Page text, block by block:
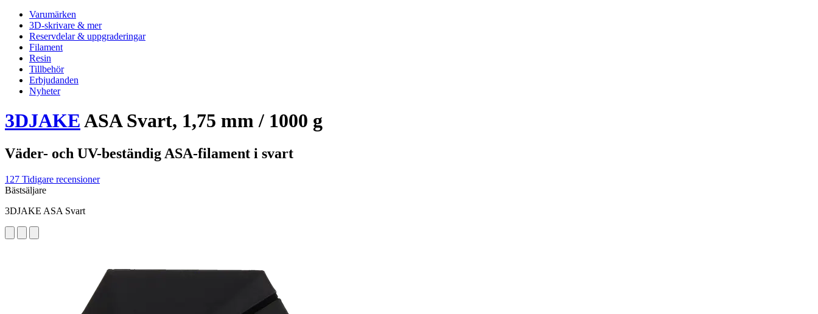
Varumärken
3D-skrivare & mer
Reservdelar & uppgraderingar
Filament
Resin
Tillbehör
Erbjudanden
Nyheter
3DJAKEASA Svart, 1,75 mm / 1000 g
Väder- och UV-beständig ASA-filament i svart
127 Tidigare recensioner
Bästsäljare
3DJAKE ASA Svart